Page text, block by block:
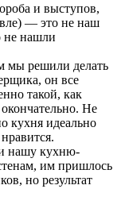
и выступов,
— это не наш
не нашли
мы решили делать
он все
такой, как
Не
кухня идеально
нашу кухню-
им пришлось
но результат